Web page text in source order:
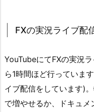
FXの実況ライブ配
YouTubeにてFXの実況
ら1時間ほど行っていま
イブ配信をしています)
で増やせるか、ドキュメ